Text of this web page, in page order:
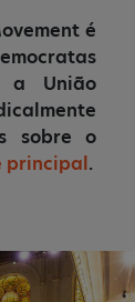
é
a União
sobre o
principal.